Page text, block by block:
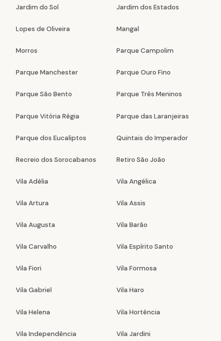
Jardim do Sol Jardim dos Estados
Lopes de Oliveira Mangal
Morros Parque Campolim
Parque Manchester Parque Ouro Fino
Parque São Bento Parque Três Meninos
Parque Vitória Régia Parque das Laranjeiras
Parque dos Eucaliptos Quintais do Imperador
Recreio dos Sorocabanos Retiro São João
Vila Adélia Vila Angélica
Vila Artura Vila Assis
Vila Augusta Vila Barão
Vila Carvalho Vila Espírito Santo
Vila Fiori Vila Formosa
Vila Gabriel Vila Haro
Vila Helena Vila Hortência
Vila Independência Vila Jardini